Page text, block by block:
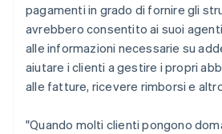
pagamenti in grado di fornire gli
avrebbero consentito ai suoi
alle informazioni necessarie su
aiutare i clienti a gestire i propri
alle fatture, ricevere rimborsi e
"Quando molti clienti pongono